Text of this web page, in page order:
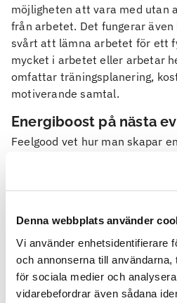
Denna webbplats använder
Vi använder enhetsidentifierare
och annonserna till användarna,
för sociala medier och
vidarebefordrar även sådana
möjligheten att vara med utan
från arbetet. Det fungerar
svårt att lämna arbetet för ett
mycket i arbetet eller arbetar
omfattar träningsplanering,
motiverande samtal.
Energiboost på nästa
Feelgood vet hur man skapar
lyfter en konferens. Vi
krävande aktiviteter som
cirkelpass, till lugnare
mindfulnessövningar. Vi har
inom träning, kost och livsstil.
diskuterar vi ett passande
För mer information om